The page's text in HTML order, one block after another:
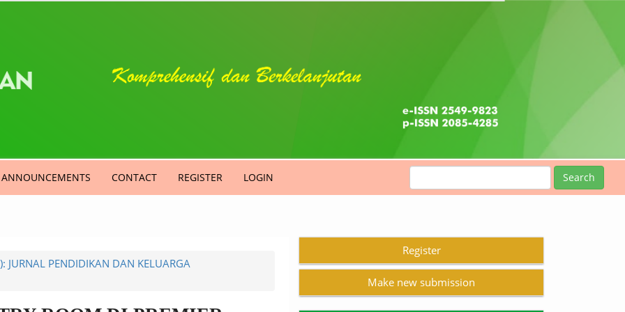
ANNOUNCEMENTS CONTACT REGISTER LOGIN Search
PENDIDIKAN DAN KELUARGA
Register
Make new submission